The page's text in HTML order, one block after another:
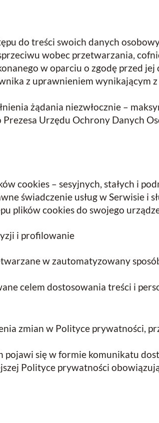
do treści swoich danych
wobec przetwarzania,
w oparciu o zgodę przed jej
z uprawnieniem wynikającym
żądania niezwłocznie –
Urzędu Ochrony Danych
cookies – sesyjnych, stałych i
świadczenie usług w Serwisie i
plików cookies do swojego
i profilowanie
w zautomatyzowany
celem dostosowania treści i
zmian w Polityce prywatności,
się w formie komunikatu
Polityce prywatności